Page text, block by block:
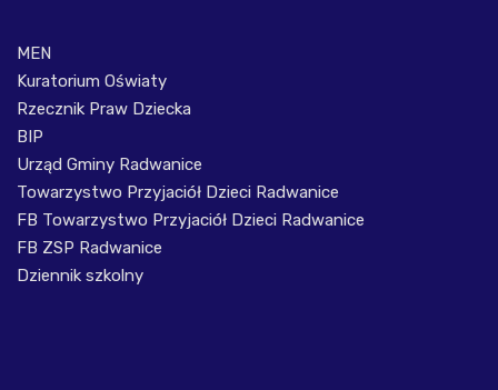
MEN
Kuratorium Oświaty
Rzecznik Praw Dziecka
BIP
Urząd Gminy Radwanice
Towarzystwo Przyjaciół Dzieci Radwanice
FB Towarzystwo Przyjaciół Dzieci Radwanice
FB ZSP Radwanice
Dziennik szkolny